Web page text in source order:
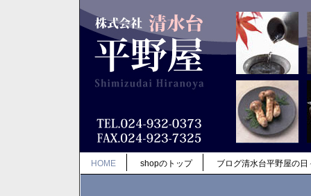
HOME shopのトップ ブログ清水台平野屋の日